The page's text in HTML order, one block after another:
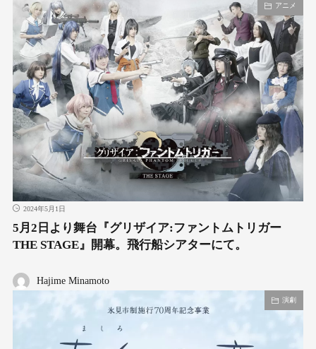
アニメ
2024年5月1日
5月2日より舞台『グリザイア:ファントムトリガー
THE STAGE』開幕。飛行船シアターにて。
Hajime Minamoto
演劇